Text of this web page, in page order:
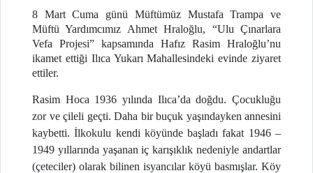
8 Mart Cuma günü Müftümüz Mustafa Trampa ve
Müftü Yardımcımız Ahmet Hraloğlu, “Ulu Çınarlara
Vefa Projesi” kapsamında Hafız Rasim Hraloğlu’nu
ikamet ettiği Ilıca Yukarı Mahallesindeki evinde ziyaret
ettiler.
Rasim Hoca 1936 yılında Ilıca’da doğdu. Çocukluğu
zor ve çileli geçti. Daha bir buçuk yaşındayken annesini
kaybetti. İlkokulu kendi köyünde başladı fakat 1946 –
1949 yıllarında yaşanan iç karışıklık nedeniyle andartlar
(çeteciler) olarak bilinen isyancılar köyü basmışlar. Köy